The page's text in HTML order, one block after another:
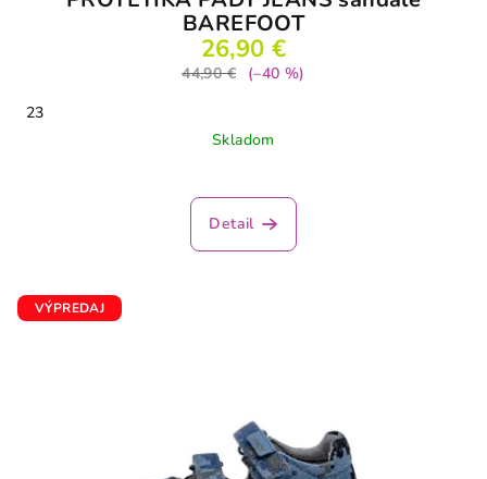
BAREFOOT
26,90 €
44,90 €
(–40 %)
23
Skladom
Detail
VÝPREDAJ